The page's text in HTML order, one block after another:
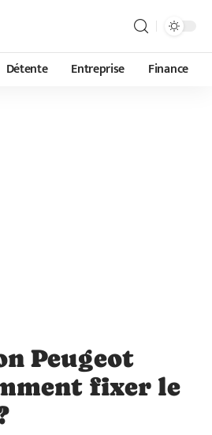
Détente Entreprise Finance
Peugeot
fixer le